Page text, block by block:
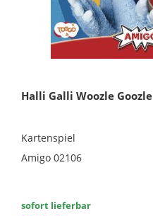
Halli Galli Woozle Goozle
Kartenspiel
Amigo 02106
sofort lieferbar